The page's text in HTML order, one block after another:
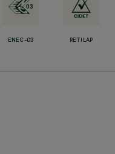
ENEC-03 RETILAP